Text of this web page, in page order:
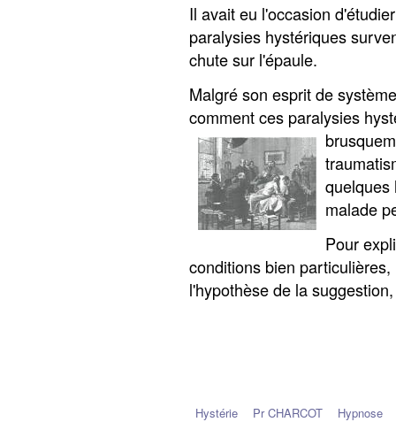
Il avait eu l'occasion
paralysies hystériques
chute sur l'épaule.
Malgré son esprit de
comment ces paralysies
quelques
malade
Pour
conditions bien
l'hypothèse de la
Hystérie Pr CHARCOT Hypnose